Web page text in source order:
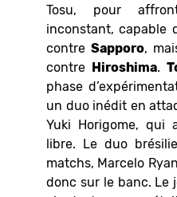
Tosu, pour
inconstant, capable
contre Sapporo,
contre Hiroshima.
phase
un duo inédit en
Yuki Horigome, qui
libre. Le duo
matchs, Marcelo
donc sur le banc. Le